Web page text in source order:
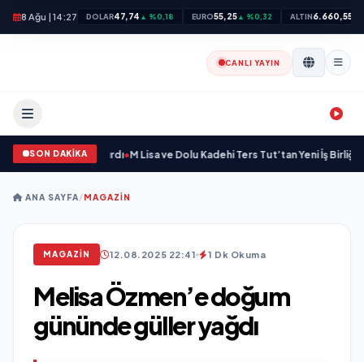
8 Ağu | 14:27 DOLAR47,74 ▲ %0,18 EURO55,25▲ %0,32 ALTIN6.660,55
CANLI YAYIN
SON DAKİKA
Marka Kazandırdı M Lisa ve Dolu Kadehi Ters Tut’tan Yeni İş Birliği:
ANA SAYFA/MAGAZIN
MAGAZIN 12.08.2025 22:41 1 Dk Okuma
Melisa Özmen’e doğum
gününde güller yağdı